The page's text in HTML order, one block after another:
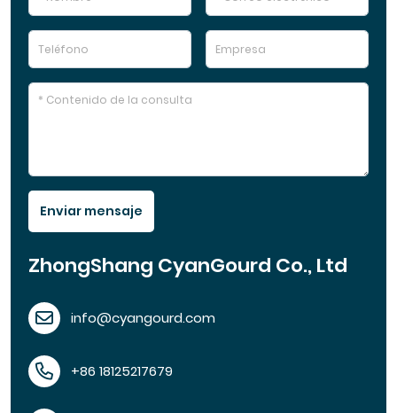
Enviar mensaje
ZhongShang CyanGourd Co., Ltd
info@cyangourd.com
+86 18125217679